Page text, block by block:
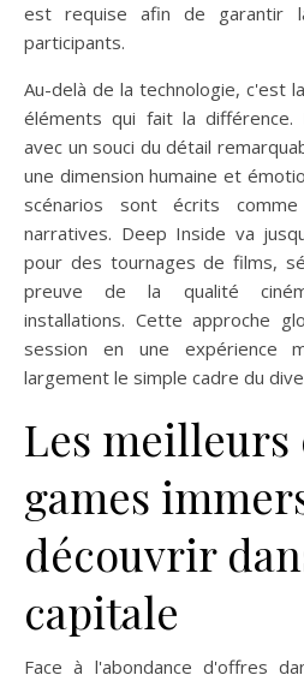
est requise afin de garantir
participants.
Au-delà de la technologie, c'est
éléments qui fait la différence.
avec un souci du détail
une dimension humaine et
scénarios sont écrits
narratives. Deep Inside va
pour des tournages de films,
preuve de la qualité
installations. Cette approche
session en une expérience
largement le simple cadre du
Les meilleurs
games
découvrir
capitale
Face à l'abondance d'offres